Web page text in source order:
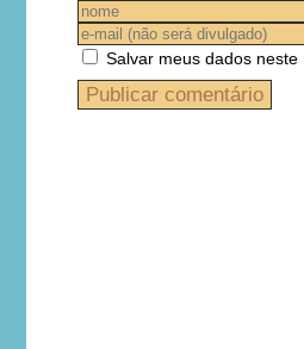
Salvar meus dados